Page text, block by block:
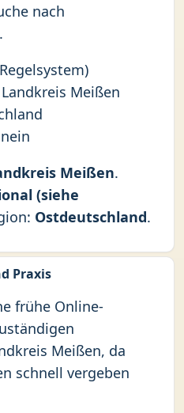
nach
Meißen
Meißen.
(siehe
Ostdeutschland.
Praxis
frühe Online-
Meißen, da
schnell vergeben